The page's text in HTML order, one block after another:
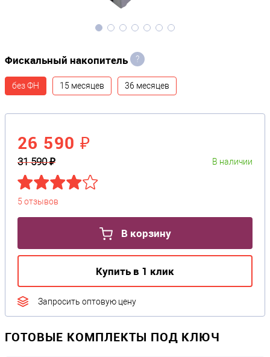
Фискальный накопитель ?
без ФН 15 месяцев 36 месяцев
26 590 ₽
31 590 ₽ В наличии
5 отзывов
В корзину
Купить в 1 клик
Запросить оптовую цену
ГОТОВЫЕ КОМПЛЕКТЫ ПОД КЛЮЧ